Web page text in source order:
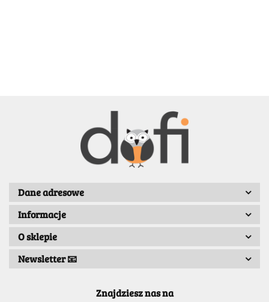
BENASSI/GALGI
Dane adresowe
Informacje
O sklepie
Newsletter 📧
Znajdziesz nas na